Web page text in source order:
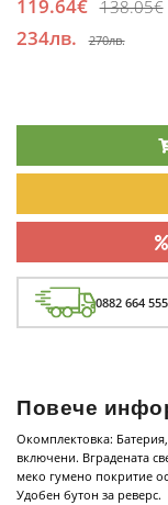
119.64€ 138.05€
234лв. 270лв.
0882 664 555
Повече
Окомплектовка:
включени. Вградената
меко гумено покритие
Удобен бутон за реверс.